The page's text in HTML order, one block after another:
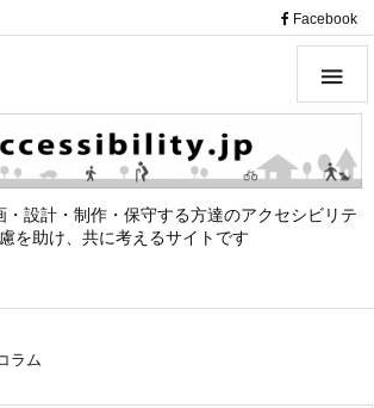
Facebook
・設計・制作・保守する方達のアクセシビリテ
を助け、共に考えるサイトです

ラム